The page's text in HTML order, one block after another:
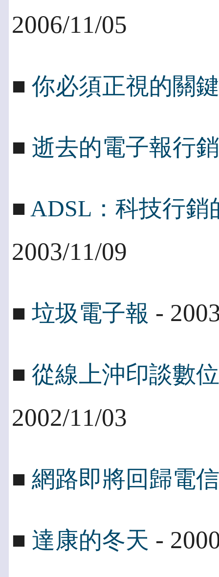
2006/11/05
■ 你必須正視的關
■ 逝去的電子報行
■ ADSL：科技行銷
2003/11/09
■ 垃圾電子報 -
■ 從線上沖印談數
2002/11/03
■ 網路即將回歸電
■ 達康的冬天 -